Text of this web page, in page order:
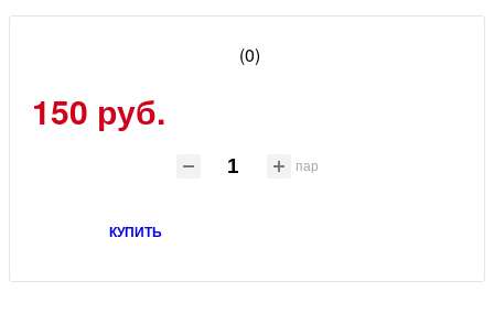
(0)
150 руб.
пар
КУПИТЬ